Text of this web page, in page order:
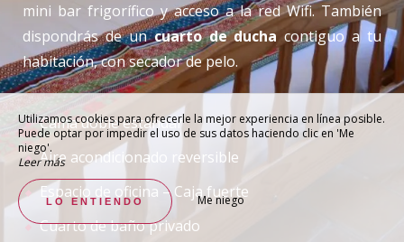
mini bar frigorífico y acceso a la red Wifi. También
dispondrás de uncuarto de duchacontiguo a tu
habitación, con secador de pelo.
Cama doble estándar
Aire acondicionado reversible
Espacio de oficina – Caja fuerte
Cuarto de baño privado
Utilizamos cookies para ofrecerle la mejor experiencia en línea posible.
Puede optar por impedir el uso de sus datos haciendo clic en 'Me
niego'.
Leer más
LO ENTIENDO Me niego